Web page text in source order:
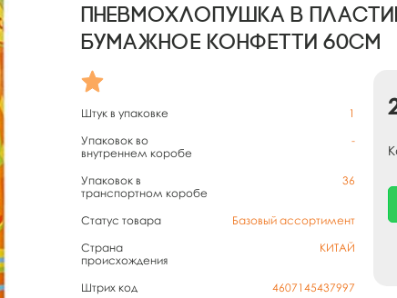
Пневмохлопушка в
бумажное конфетти 60см
Штук в упаковке
1
Упаковок во
внутреннем коробе
-
Упаковок в
транспортном коробе
36
Статус товара
Базовый ассортимент
Страна
происхождения
КИТАЙ
Штрих код
4607145437997